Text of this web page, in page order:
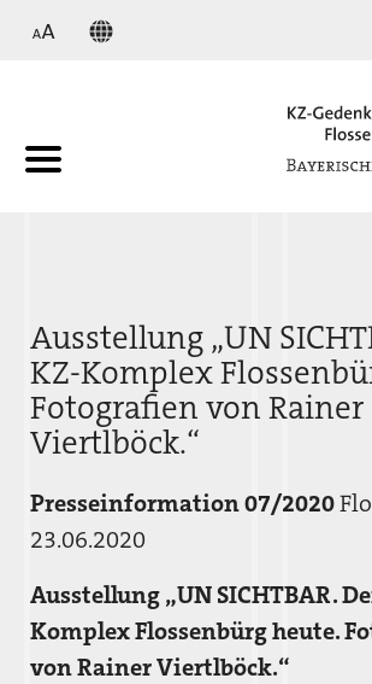
Ausstellung „UN
KZ-Komplex
Fotografien von Rainer
Viertlböck.“
Presseinformation 07/2020
23.06.2020
Ausstellung „UN SICHTBAR.
Komplex Flossenbürg heute.
von Rainer Viertlböck.“